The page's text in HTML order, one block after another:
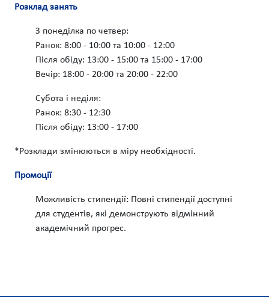
Розклад занять
З понеділка по четвер:
Ранок: 8:00 - 10:00 та 10:00 - 12:00
Після обіду: 13:00 - 15:00 та 15:00 - 17:00
Вечір: 18:00 - 20:00 та 20:00 - 22:00
Субота і неділя:
Ранок: 8:30 - 12:30
Після обіду: 13:00 - 17:00
*Розклади змінюються в міру необхідності.
Промоції
Можливість стипендії: Повні стипендії доступні
для студентів, які демонструють відмінний
академічний прогрес.